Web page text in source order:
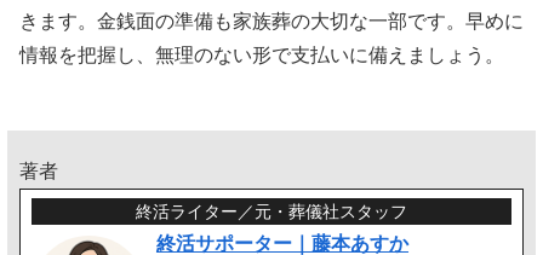
きます。金銭面の準備も家族葬の大切な一部です。早めに
情報を把握し、無理のない形で支払いに備えましょう。
著者
終活ライター／元・葬儀社スタッフ
終活サポーター｜藤本あすか